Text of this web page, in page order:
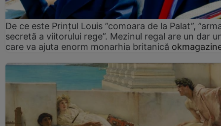
De ce este Prințul Louis ”comoara de la Palat”,
secretă a viitorului rege”. Mezinul regal are un dar
care va ajuta enorm monarhia britanică